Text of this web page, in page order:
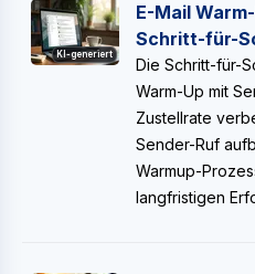
KI-generiert
E-Mail
Schritt-für-
Die Schritt-für-
Warm-Up mit
Zustellrate
Sender-Ruf
Warmup-
langfristigen